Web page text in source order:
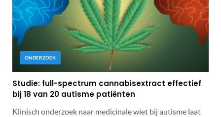
ONDERZOEK
Studie: full-spectrum cannabisextract effectief
bij 18 van 20 autisme patiënten
Klinisch onderzoek naar medicinale wiet bij autisme laat